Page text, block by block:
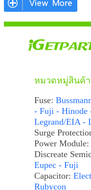
หมวดหมู่สินค้
Fuse:
- Fuji - Hinode
Legrand/EIA -
Surge
Power Module:
Discreate
Eupec - Fuji
Capacitor:
Rubycon